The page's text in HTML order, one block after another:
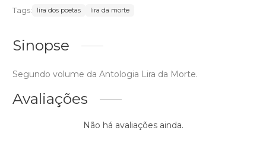
Tags: lira dos poetas lira da morte
Sinopse
Segundo volume da Antologia Lira da Morte.
Avaliações
Não há avaliações ainda.